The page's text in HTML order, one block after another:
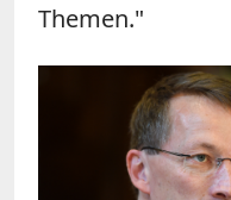
Themen."